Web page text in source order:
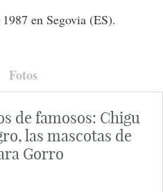
en Segovia (ES).
Fotos
de famosos: Chigu
las mascotas de
Gorro